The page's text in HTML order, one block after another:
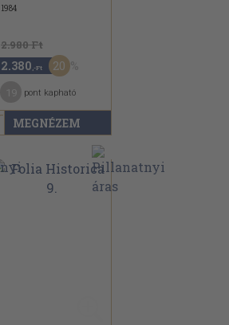
MEGNÉZEM
1984
2.980 Ft
2.380 ,-Ft 20
pont kapható